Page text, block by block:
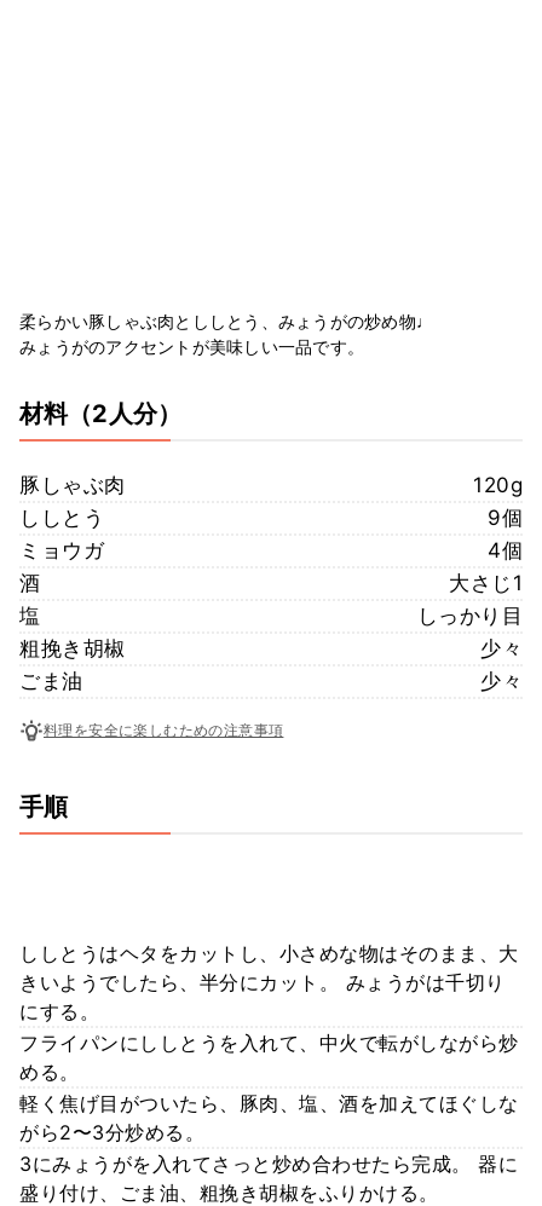
柔らかい豚しゃぶ肉とししとう、みょうがの炒め物♩
みょうがのアクセントが美味しい一品です。
材料（2人分）
豚しゃぶ肉
120g
ししとう
9個
ミョウガ
4個
酒
大さじ1
塩
しっかり目
粗挽き胡椒
少々
ごま油
少々
料理を安全に楽しむための注意事項
手順
ししとうはヘタをカットし、小さめな物はそのまま、大
きいようでしたら、半分にカット。 みょうがは千切り
にする。
フライパンにししとうを入れて、中火で転がしながら炒
める。
軽く焦げ目がついたら、豚肉、塩、酒を加えてほぐしな
がら2〜3分炒める。
3にみょうがを入れてさっと炒め合わせたら完成。 器に
盛り付け、ごま油、粗挽き胡椒をふりかける。